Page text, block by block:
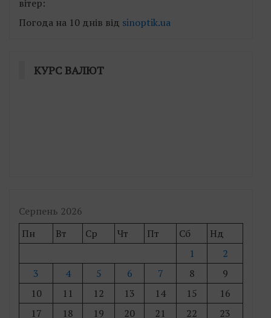
вітер:
Погода на 10 днів від sinoptik.ua
КУРС ВАЛЮТ
Серпень 2026
Пн
Вт Ср Чт Пт Сб
Нд
1
2
3
4 5 6 7 8
9
10
11 12 13 14 15
16
17
18 19 20 21 22
23